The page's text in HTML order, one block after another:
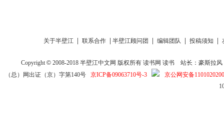
关于半壁江 联系合作 半壁江顾问团 编辑团队 投稿须知
Copyright © 2008-2018半壁江中文网 版权所有读书网 读书
站长：豪斯拉风
（总）网出证（京）字第140号 京ICP备09063710号-3
京公网安备